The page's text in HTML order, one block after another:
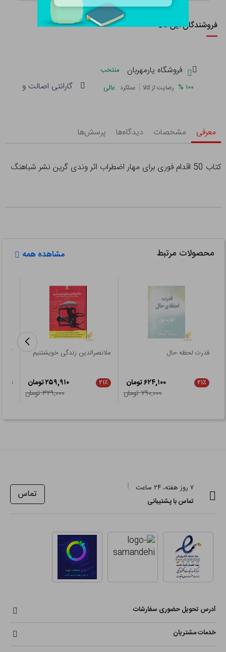
فروشندگان این کالا
فروشگاه یارمهربان
منتخب
۱۰۰ % رضایت از کالا | عملکرد عالی گارانتی اصالت و
معرفی مشخصات دیدگاه‌ها پرسش‌ها
کتاب 50 اقدام فوری برای مهار اضطراب اثر وندی گرین نشر شباهنگ
محصولات مرتبط مشاهده همه
قدرت لحظه حال
۲۱٪
۶۲۴,۱۰۰ تومان
۷۹۰,۰۰۰ تومان
ملانصرالدین زندگی خویشتنیم
۲۱٪
۲۵۹,۹۱۰ تومان
۳۲۹,۰۰۰ تومان
۷ روز هفته، ۲۴ ساعت
تماس با پشتیبانی
تماس
آدرس تحویل حضوری سفارشات
خدمات مشتریان